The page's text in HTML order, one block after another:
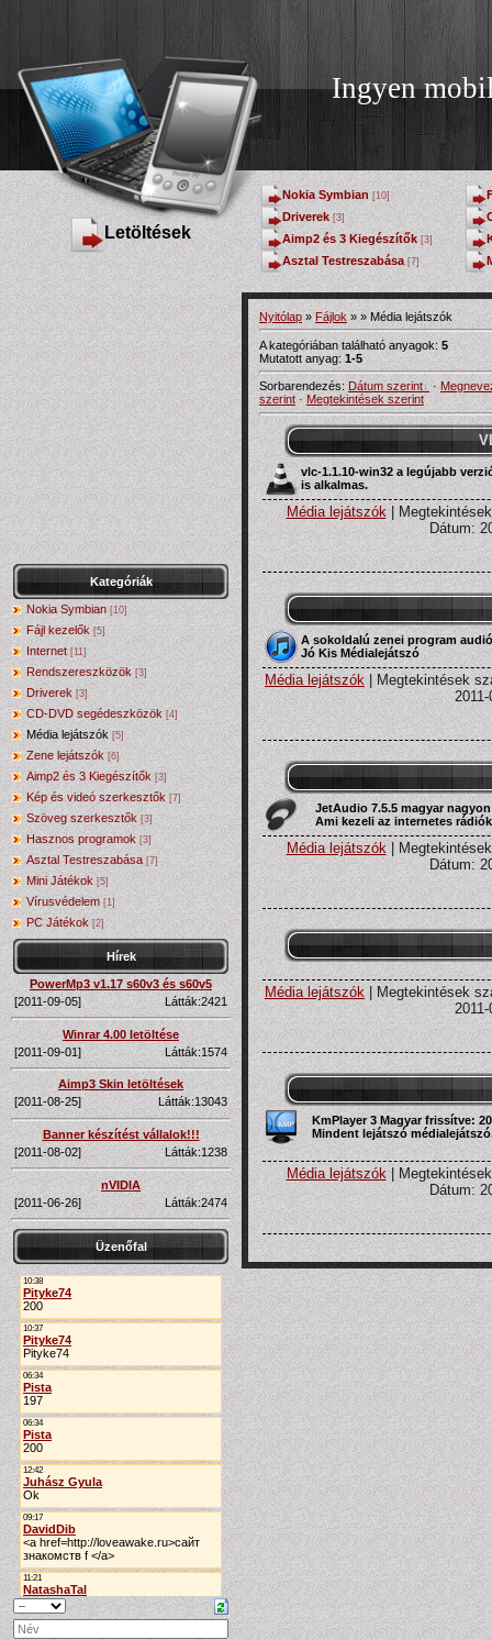
Ingyen
Letöltések
Nokia Symbian [10]
Driverek [3]
Aimp2 és 3 Kiegészítők [3]
Asztal Testreszabása [7]
Kategóriák
Nokia Symbian [10]
Fájl kezelők [5]
Internet [11]
Rendszereszközök [3]
Driverek [3]
CD-DVD segédeszközök [4]
Média lejátszók [5]
Zene lejátszók [6]
Aimp2 és 3 Kiegészítők [3]
Kép és videó szerkesztők [7]
Szöveg szerkesztők [3]
Hasznos programok [3]
Asztal Testreszabása [7]
Mini Játékok [5]
Vírusvédelem [1]
PC Játékok [2]
Hírek
PowerMp3 v1.17 s60v3 és s60v5
[2011-09-05]
Látták:2421
Winrar 4.00 letöltése
[2011-09-01]
Látták:1574
Aimp3 Skin letöltések
[2011-08-25]
Látták:13043
Banner készítést vállalok!!!
[2011-08-02]
Látták:1238
nVIDIA
[2011-06-26]
Látták:2474
Üzenőfal
Nyitólap »Fájlok » » Média lejátszók
A kategóriában található anyagok:5
Mutatott anyag: 1-5
Sorbarendezés: Dátum szerint ·
szerint · Megtekintések szerint
vlc-1.1.10-win32 a legújabb
is alkalmas.
Média lejátszók|
Dátum:
A sokoldalú zenei program
Jó Kis Médialejátszó
Média lejátszók| Megtekintések
JetAudio 7.5.5 magyar
Ami kezeli az internetes
Média lejátszók|
Dátum:
Média lejátszók| Megtekintések
KmPlayer 3 Magyar frissítve:
Mindent lejátszó
Média lejátszók|
Dátum: